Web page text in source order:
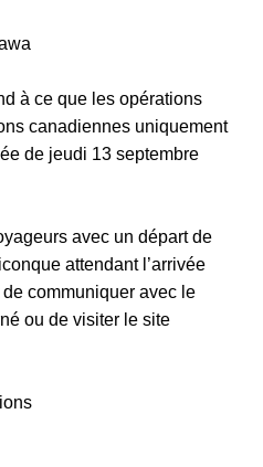
à ce que les opérations
canadiennes uniquement
de jeudi 13 septembre
avec un départ de
attendant l’arrivée
de communiquer avec le
ou de visiter le site